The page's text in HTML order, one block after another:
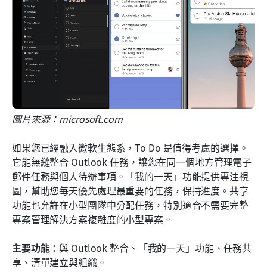
圖片來源：microsoft.com
如果您已經融入微軟生態系，To Do 是值得考慮的選擇。
它能無縫整合 Outlook 任務，讓您在同一個地方管理電子
郵件任務與個人待辦事項。「我的一天」功能提供專注視
圖，幫助您每天優先處理最重要的任務，保持進度。共享
功能也允許在小型團隊中分配任務，特別適合不需要完整
專案管理解決方案複雜度的小型專案。
主要功能：與 Outlook 整合、「我的一天」功能、任務共
享、清單建立與組織。